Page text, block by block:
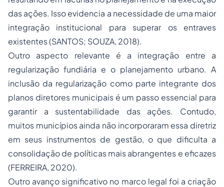
das ações. Isso evidencia a necessidade de uma maior
integração institucional para superar os entraves
existentes (SANTOS; SOUZA, 2018).
Outro aspecto relevante é a integração entre a
regularização fundiária e o planejamento urbano. A
inclusão da regularização como parte integrante dos
planos diretores municipais é um passo essencial para
garantir a sustentabilidade das ações. Contudo,
muitos municípios ainda não incorporaram essa diretriz
em seus instrumentos de gestão, o que dificulta a
consolidação de políticas mais abrangentes e eficazes
(FERREIRA, 2020).
Outro avanço significativo no marco legal foi a criação